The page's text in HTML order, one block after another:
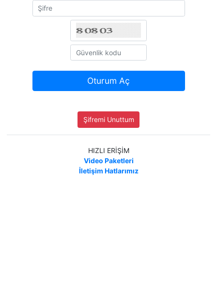
Oturum Aç
Şifremi Unuttum
HIZLI ERİŞİM
Video Paketleri
İletişim Hatlarımız